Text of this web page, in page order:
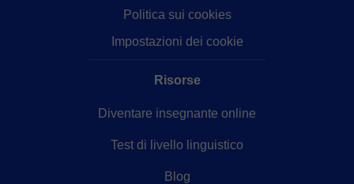
Politica sui cookies
Impostazioni dei cookie
Risorse
Diventare insegnante online
Test di livello linguistico
Blog